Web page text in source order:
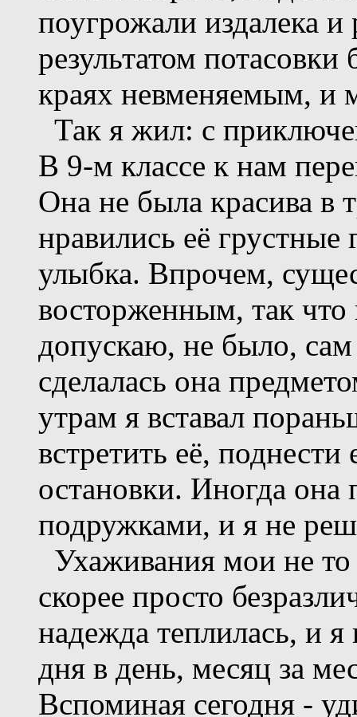
поугрожали издалека
результатом
краях невменяемым, и
Так я жил: с
В 9-м классе к нам
Она не была красива в
нравились её грустные
улыбка. Впрочем,
восторженным, так что
допускаю, не было,
сделалась она
утрам я вставал
встретить её,
остановки. Иногда она
подружками, и я не
Ухаживания мои не
скорее просто
надежда теплилась, и
дня в день, месяц за
Вспоминая сегодня -